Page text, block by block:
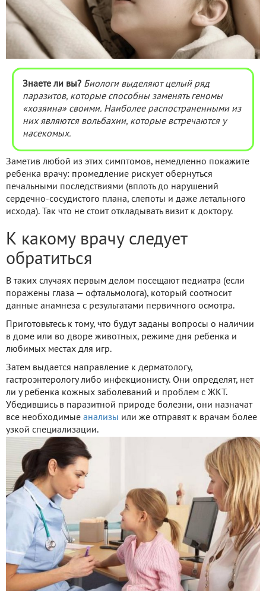
Знаете ли вы? Биологи выделяют целый ряд
паразитов, которые способны заменять геномы
«хозяина» своими. Наиболее распостраненными из
них являются вольбахии, которые встречаются у
насекомых.
Заметив любой из этих симптомов, немедленно покажите
ребенка врачу: промедление рискует обернуться
печальными последствиями (вплоть до нарушений
сердечно-сосудистого плана, слепоты и даже летального
исхода). Так что не стоит откладывать визит к доктору.
К какому врачу следует
обратиться
В таких случаях первым делом посещают педиатра (если
поражены глаза — офтальмолога), который соотносит
данные анамнеза с результатами первичного осмотра.
Приготовьтесь к тому, что будут заданы вопросы о наличии
в доме или во дворе животных, режиме дня ребенка и
любимых местах для игр.
Затем выдается направление к дерматологу,
гастроэнтерологу либо инфекционисту. Они определят, нет
ли у ребенка кожных заболеваний и проблем с ЖКТ.
Убедившись в паразитной природе болезни, они назначат
все необходимые анализы или же отправят к врачам более
узкой специализации.